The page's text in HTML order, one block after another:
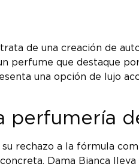
de una creación de
perfume que destaque
una opción de lujo
perfumería
rechazo a la fórmula
Dama Bianca